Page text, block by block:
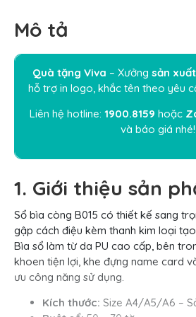
Mô tả
Quà tặng Viva – Xưởng sản
hỗ trợ in logo, khắc tên theo yêu
Liên hệ hotline: 1900.8159 hoặc
và báo giá nhé!
1. Giới thiệu sản
Sổ bìa còng B015 có thiết kế sang
gập cách điệu kèm thanh kim loại
Bìa sổ làm từ da PU cao cấp, bên
khoen tiện lợi, khe đựng name card
ưu công năng sử dụng.
Kích thước: Size A4/A5/A6 –